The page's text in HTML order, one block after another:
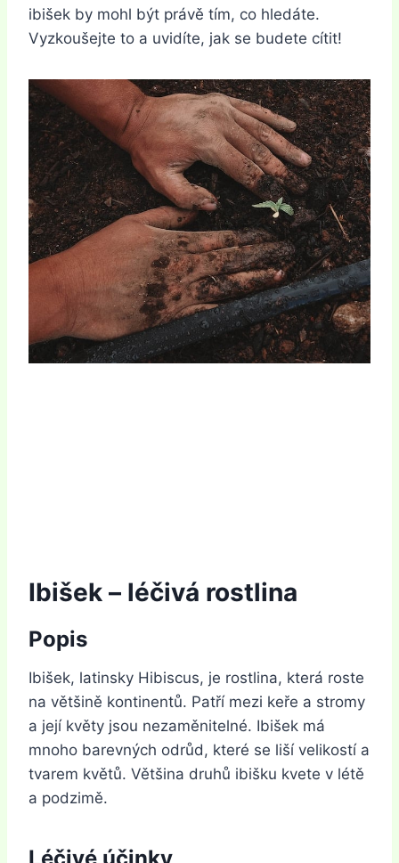
ibišek by mohl být právě tím, co hledáte.
Vyzkoušejte to a uvidíte, jak se budete cítit!
Ibišek – léčivá rostlina
Popis
Ibišek, latinsky Hibiscus, je rostlina, která roste
na většině kontinentů. Patří mezi keře a stromy
a její květy jsou nezaměnitelné. Ibišek má
mnoho barevných odrůd, které se liší velikostí a
tvarem květů. Většina druhů ibišku kvete v létě
a podzimě.
Léčivé účinky